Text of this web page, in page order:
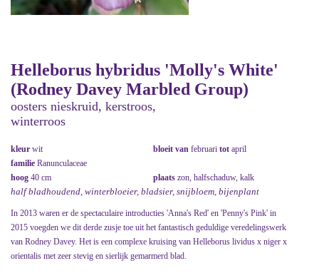
Helleborus hybridus 'Molly's White'
(Rodney Davey Marbled Group)
oosters nieskruid, kerstroos,
winterroos
kleur wit bloeit van februari tot april
familie Ranunculaceae
hoog 40 cm plaats zon, halfschaduw, kalk
half bladhoudend, winterbloeier, bladsier, snijbloem, bijenplant
In 2013 waren er de spectaculaire introducties 'Anna's Red' en 'Penny's Pink' in
2015 voegden we dit derde zusje toe uit het fantastisch geduldige veredelingswerk
van Rodney Davey. Het is een complexe kruising van Helleborus lividus x niger x
orientalis met zeer stevig en sierlijk gemarmerd blad.